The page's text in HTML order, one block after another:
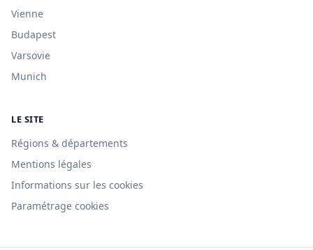
Vienne
Budapest
Varsovie
Munich
LE SITE
Régions & départements
Mentions légales
Informations sur les cookies
Paramétrage cookies